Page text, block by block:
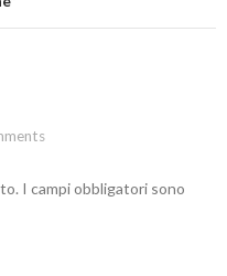
I campi obbligatori sono